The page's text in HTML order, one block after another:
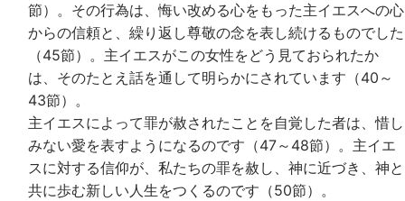
節）。その行為は、悔い改める心をもった主イエスへの心
からの信頼と、繰り返し尊敬の念を表し続けるものでした
（45節）。主イエスがこの女性をどう見ておられたか
は、そのたとえ話を通して明らかにされています（40～
43節）。
主イエスによって罪が赦されたことを自覚した者は、惜し
みない愛を表すようになるのです（47～48節）。主イエ
スに対する信仰が、私たちの罪を赦し、神に近づき、神と
共に歩む新しい人生をつくるのです（50節）。